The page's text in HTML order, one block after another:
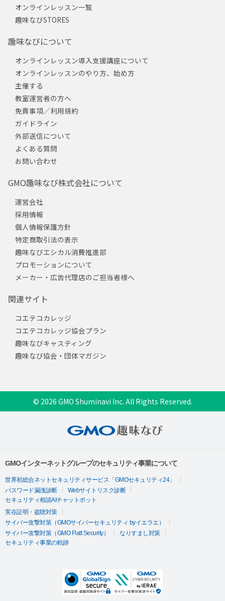
オンラインレッスン一覧
趣味なびSTORES
趣味なびについて
オンラインレッスン導入支援講座について
オンラインレッスンのやり方、始め方
主催する
教室運営者の方へ
免責事項／利用規約
ガイドライン
外部送信について
よくある質問
お問い合わせ
GMO趣味なび株式会社について
運営会社
採用情報
個人情報保護方針
特定商取引法の表示
趣味なびエシカル消費推進部
プロモーションについて
メーカー・広告代理店のご担当者様へ
関連サイト
コエテコカレッジ
コエテコカレッジ協会プラン
趣味なびキャスティング
趣味なび協会・団体マガジン
© 2026 GMO Shuminavi Inc. All Rights Reserved.